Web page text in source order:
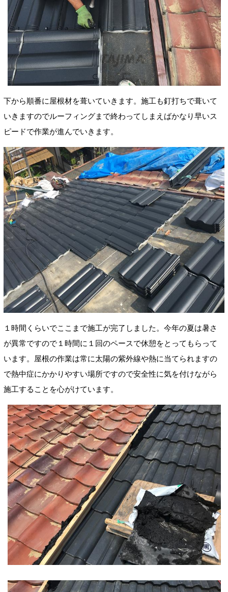
下から順番に屋根材を葺いていきます。施工も釘打ちで葺いて
いきますのでルーフィングまで終わってしまえばかなり早いス
ピードで作業が進んでいきます。
１時間くらいでここまで施工が完了しました。今年の夏は暑さ
が異常ですので１時間に１回のペースで休憩をとってもらって
います。屋根の作業は常に太陽の紫外線や熱に当てられますの
で熱中症にかかりやすい場所ですので安全性に気を付けながら
施工することを心がけています。